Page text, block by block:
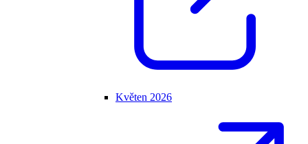
Květen 2026